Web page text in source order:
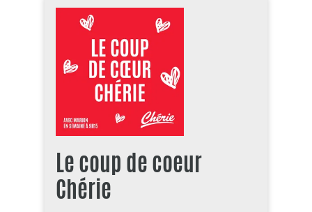
Le coup de coeur
Chérie